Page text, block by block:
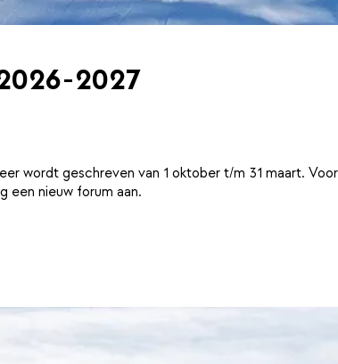
2027
wordt geschreven van 1 oktober t/m 31 maart.
een nieuw forum aan.